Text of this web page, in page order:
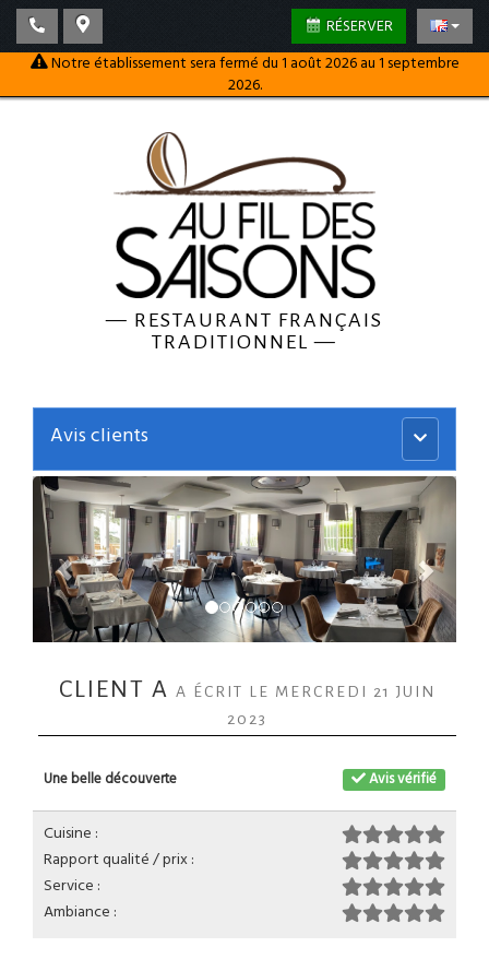
RÉSERVER
Notre établissement sera fermé du 1 août 2026 au 1 septembre
2026.
— RESTAURANT FRANÇAIS
TRADITIONNEL—
Menu
principal
Avis clients
CLIENT A A ÉCRIT LE MERCREDI 21 JUIN
2023
Avis vérifié
Une belle découverte
Cuisine :
Rapport qualité / prix :
Service :
Ambiance :